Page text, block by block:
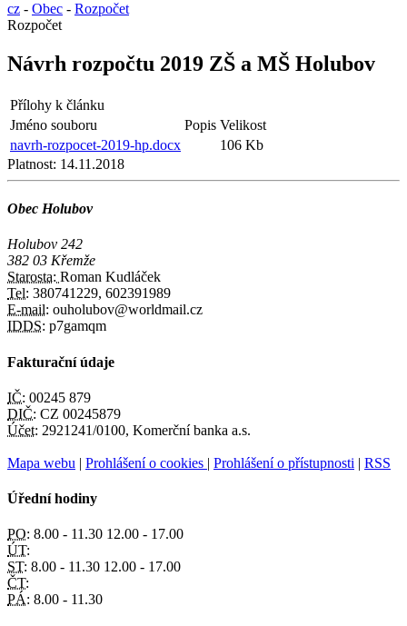
cz - Obec - Rozpočet
Rozpočet
Návrh rozpočtu 2019 ZŠ a MŠ Holubov
Přílohy k článku
Jméno souboru
Popis Velikost
navrh-rozpocet-2019-hp.docx
106 Kb
Platnost: 14.11.2018
Obec Holubov
Holubov 242
382 03 Křemže
Starosta: Roman Kudláček
Tel: 380741229, 602391989
E-mail: ouholubov@worldmail.cz
IDDS: p7gamqm
Fakturační údaje
IČ: 00245 879
DIČ: CZ 00245879
Účet: 2921241/0100, Komerční banka a.s.
Mapa webu | Prohlášení o cookies | Prohlášení o přístupnosti | RSS
Úřední hodiny
PO: 8.00 - 11.30 12.00 - 17.00
ÚT:
ST: 8.00 - 11.30 12.00 - 17.00
ČT:
PÁ: 8.00 - 11.30